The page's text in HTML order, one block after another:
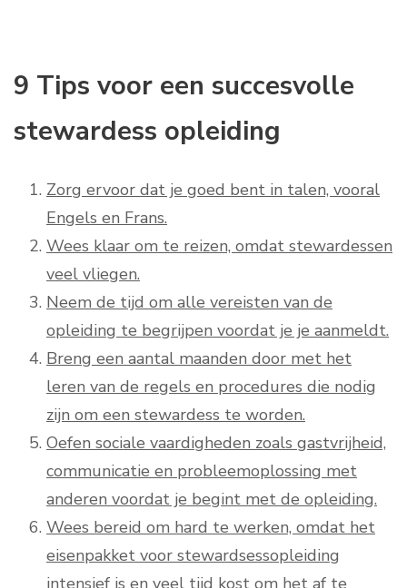
9 Tips voor een succesvolle
stewardess opleiding
Zorg ervoor dat je goed bent in talen, vooral
Engels en Frans.
Wees klaar om te reizen, omdat stewardessen
veel vliegen.
Neem de tijd om alle vereisten van de
opleiding te begrijpen voordat je je aanmeldt.
Breng een aantal maanden door met het
leren van de regels en procedures die nodig
zijn om een stewardess te worden.
Oefen sociale vaardigheden zoals gastvrijheid,
communicatie en probleemoplossing met
anderen voordat je begint met de opleiding.
Wees bereid om hard te werken, omdat het
eisenpakket voor stewardsessopleiding
intensief is en veel tijd kost om het af te